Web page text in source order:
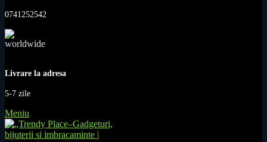
0741252542
Livrare la adresa
5-7 zile
Meniu